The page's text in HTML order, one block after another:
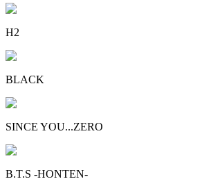
H2
BLACK
SINCE YOU...ZERO
B.T.S -HONTEN-